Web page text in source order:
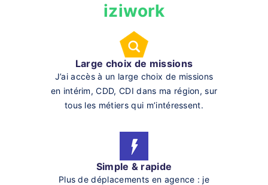
iziwork
Large choix de missions
J’ai accès à un large choix de missions
en intérim, CDD, CDI dans ma région, sur
tous les métiers qui m’intéressent.
Simple & rapide
Plus de déplacements en agence : je